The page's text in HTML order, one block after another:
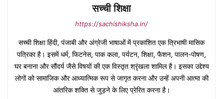
सच्ची शिक्षा
https://sachishiksha.in/
सच्ची शिक्षा हिंदी, पंजाबी और अंग्रेजी भाषाओं में प्रकाशित एक त्रिभाषी मासिक
पत्रिका है। इसमें धर्म, फिटनेस, पाक कला, पर्यटन, शिक्षा, फैशन, पालन-पोषण,
घर बनाना और सौंदर्य जैसे विषयों की एक विस्तृत श्रृंखला शामिल है। इसका उद्देश्य
लोगों को सामाजिक और आध्यात्मिक रूप से जागृत करना और उन्हें अपनी आत्मा की
आंतरिक शक्ति से जुड़ने के लिए प्रेरित करना है।